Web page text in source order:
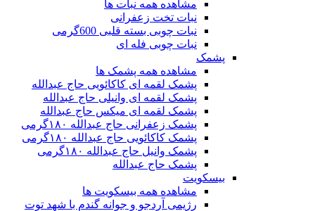
مشاهده همه نبات ها
نبات تخت زعفرانی
نبات چوبی بسته قلبی 600گرمی
نبات چوبی فله ای
پشمک
مشاهده همه پشمک ها
پشمک لقمه ای کاکائویی حاج عبدالله
پشمک لقمه ای وانیلی حاج عبدالله
پشمک لقمه ای میکس حاج عبدالله
پشمک زعفرانی حاج عبدالله ۱۸۰گرمی
پشمک کاکائویی حاج عبدالله ۱۸۰گرمی
پشمک وانیل حاج عبدالله ۱۸۰گرمی
پشمک حاج عبدالله
بیسکویت
مشاهده همه بیسکویت ها
رژیمی آردجو و جوانه گندم با شهد توت